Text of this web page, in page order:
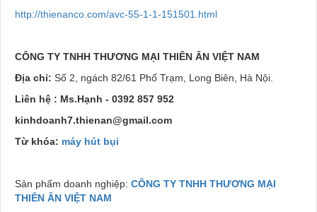
http://thienanco.com/avc-55-1-1-151501.html
CÔNG TY TNHH THƯƠNG MẠI THIÊN ÂN VIỆT NAM
Địa chỉ: Số 2, ngách 82/61 Phố Trạm, Long Biên, Hà Nội.
Liên hệ : Ms.Hạnh - 0392 857 952
kinhdoanh7.thienan@gmail.com
Từ khóa: máy hút bụi
Sản phẩm doanh nghiệp: CÔNG TY TNHH THƯƠNG MẠI
THIÊN ÂN VIỆT NAM